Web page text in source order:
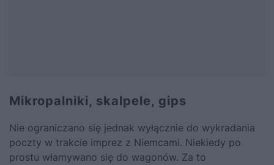
Mikropalniki, skalpele, gips
Nie ograniczano się jednak wyłącznie do wykradania
poczty w trakcie imprez z Niemcami. Niekiedy po
prostu włamywano się do wagonów. Za to